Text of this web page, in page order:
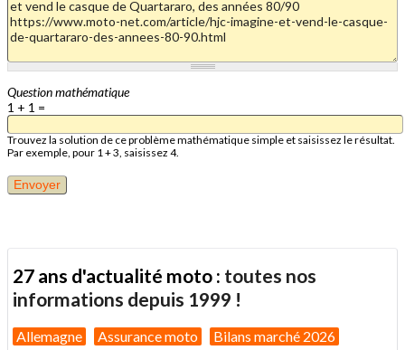
Question mathématique
1 + 1 =
Trouvez la solution de ce problème mathématique simple et saisissez le résultat.
Par exemple, pour 1 + 3, saisissez 4.
27 ans d'actualité moto : toutes nos
informations depuis 1999 !
Allemagne Assurance moto Bilans marché 2026